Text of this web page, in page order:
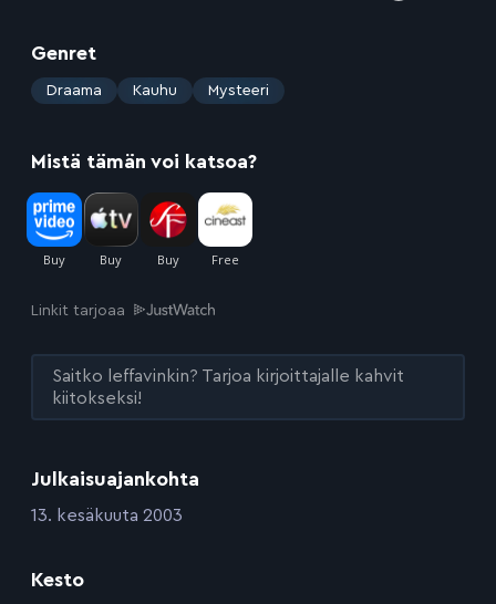
Julkaisuajankohta
:13. kesäkuuta 2003
Kesto
Genret
: Draama Kauhu Mysteeri
Mistä tämän voi katsoa?
Linkit tarjoaa
Saitko leffavinkin? Tarjoa kirjoittajalle kahvit
kiitokseksi!